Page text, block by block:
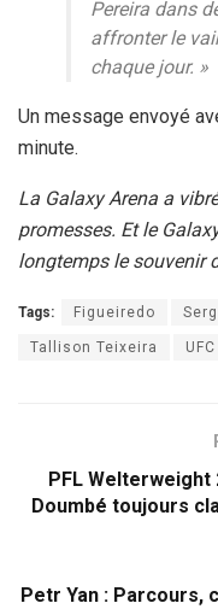
Pereira dans
affronter le
chaque jour. »
Un message envoyé
minute.
La Galaxy Arena a
promesses. Et le
longtemps le souvenir
Tags: Figueiredo
Tallison Teixeira UFC
PFL
Doumbé toujours
Petr Yan : Parcours,